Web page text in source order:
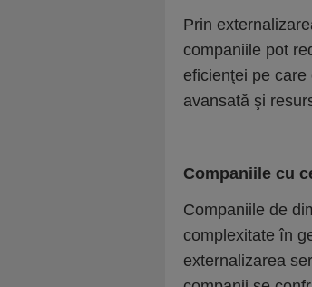
Prin
companiile pot
eficienţei pe
avansată şi
Companiile cu
Companiile de
complexitate în
externalizarea